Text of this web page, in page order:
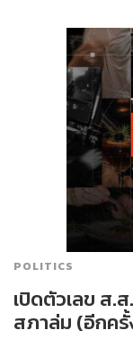
POLITICS
เปิดตัวเลข ส.
สภาล่ม (อีกค